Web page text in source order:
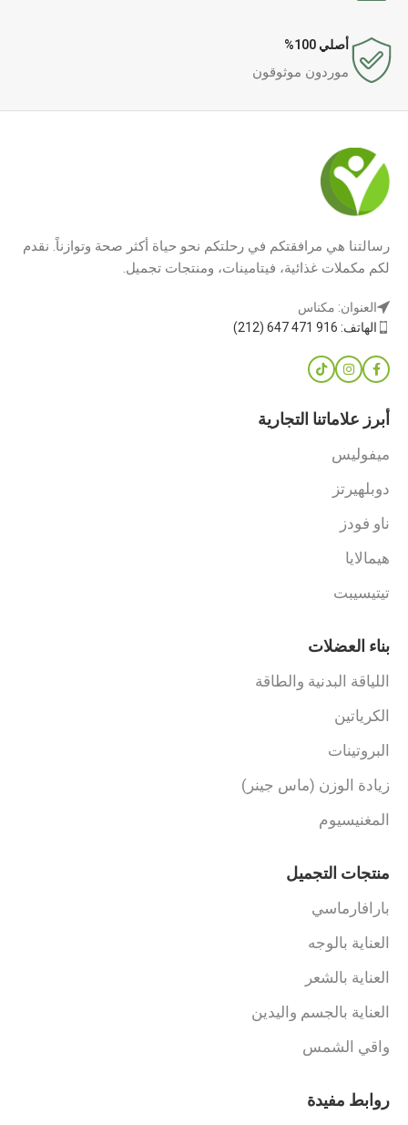
أصلي 100%
موردون موثوقون
رسالتنا هي مرافقتكم في رحلتكم نحو حياة أكثر صحة وتوازناً. نقدم
لكم مكملات غذائية، فيتامينات، ومنتجات تجميل.
العنوان: مكناس
الهاتف: 916 471 647 (212)
أبرز علاماتنا التجارية
ميفوليس
دوبلهيرتز
ناو فودز
هيمالايا
تيتيسيبت
بناء العضلات
اللياقة البدنية والطاقة
الكرياتين
البروتينات
زيادة الوزن (ماس جينر)
المغنيسيوم
منتجات التجميل
بارافارماسي
العناية بالوجه
العناية بالشعر
العناية بالجسم واليدين
واقي الشمس
روابط مفيدة